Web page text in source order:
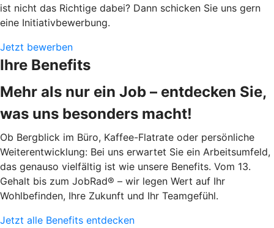
ist nicht das Richtige dabei? Dann schicken Sie uns gern
eine Initiativbewerbung.
Jetzt bewerben
Ihre Benefits
Mehr als nur ein Job – entdecken Sie,
was uns besonders macht!
Ob Bergblick im Büro, Kaffee-Flatrate oder persönliche
Weiterentwicklung: Bei uns erwartet Sie ein Arbeitsumfeld,
das genauso vielfältig ist wie unsere Benefits. Vom 13.
Gehalt bis zum JobRad® – wir legen Wert auf Ihr
Wohlbefinden, Ihre Zukunft und Ihr Teamgefühl.
Jetzt alle Benefits entdecken